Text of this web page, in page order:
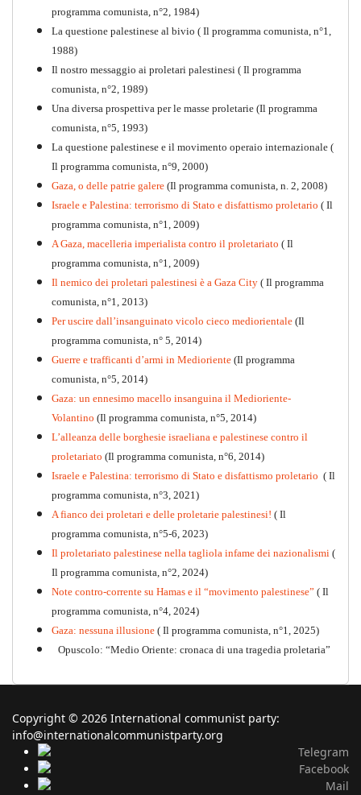
Per la difesa intransigente
programma comunista, n°2, 1984)
La questione palestinese al bivio ( Il programma comunista, n°1,
1988)
Il nostro messaggio ai proletari palestinesi ( Il programma
comunista, n°2, 1989)
Una diversa prospettiva per le masse proletarie (Il programma
comunista, n°5, 1993)
La questione palestinese e il movimento operaio internazionale (
Il programma comunista, n°9, 2000)
Gaza, o delle patrie galere (Il programma comunista, n. 2, 2008)
Israele e Palestina: terrorismo di Stato e disfattismo proletario ( Il
programma comunista, n°1, 2009)
A Gaza, macelleria imperialista contro il proletariato ( Il
programma comunista, n°1, 2009)
Il nemico dei proletari palestinesi è a Gaza City ( Il programma
comunista, n°1, 2013)
Per uscire dall’insanguinato vicolo cieco mediorientale (Il
programma comunista, n° 5, 2014)
Guerre e trafficanti d’armi in Medioriente (Il programma
comunista, n°5, 2014)
Gaza: un ennesimo macello insanguina il Medioriente-
Volantino (Il programma comunista, n°5, 2014)
L’alleanza delle borghesie israeliana e palestinese contro il
proletariato (Il programma comunista, n°6, 2014)
Israele e Palestina: terrorismo di Stato e disfattismo proletario ( Il
programma comunista, n°3, 2021)
A fianco dei proletari e delle proletarie palestinesi! ( Il
programma comunista, n°5-6, 2023)
Il proletariato palestinese nella tagliola infame dei nazionalismi (
Il programma comunista, n°2, 2024)
Note contro-corrente su Hamas e il “movimento palestinese” ( Il
programma comunista, n°4, 2024)
Gaza: nessuna illusione ( Il programma comunista, n°1, 2025)
Opuscolo: “Medio Oriente: cronaca di una tragedia proletaria”
Copyright © 2026 International communist party:
info@internationalcommunistparty.org